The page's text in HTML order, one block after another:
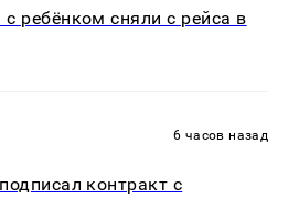
ребёнком сняли с рейса в
6 часов назад
контракт с